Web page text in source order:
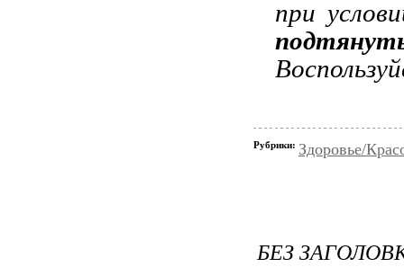
при
Рубрики: Здоровье/
БЕЗ